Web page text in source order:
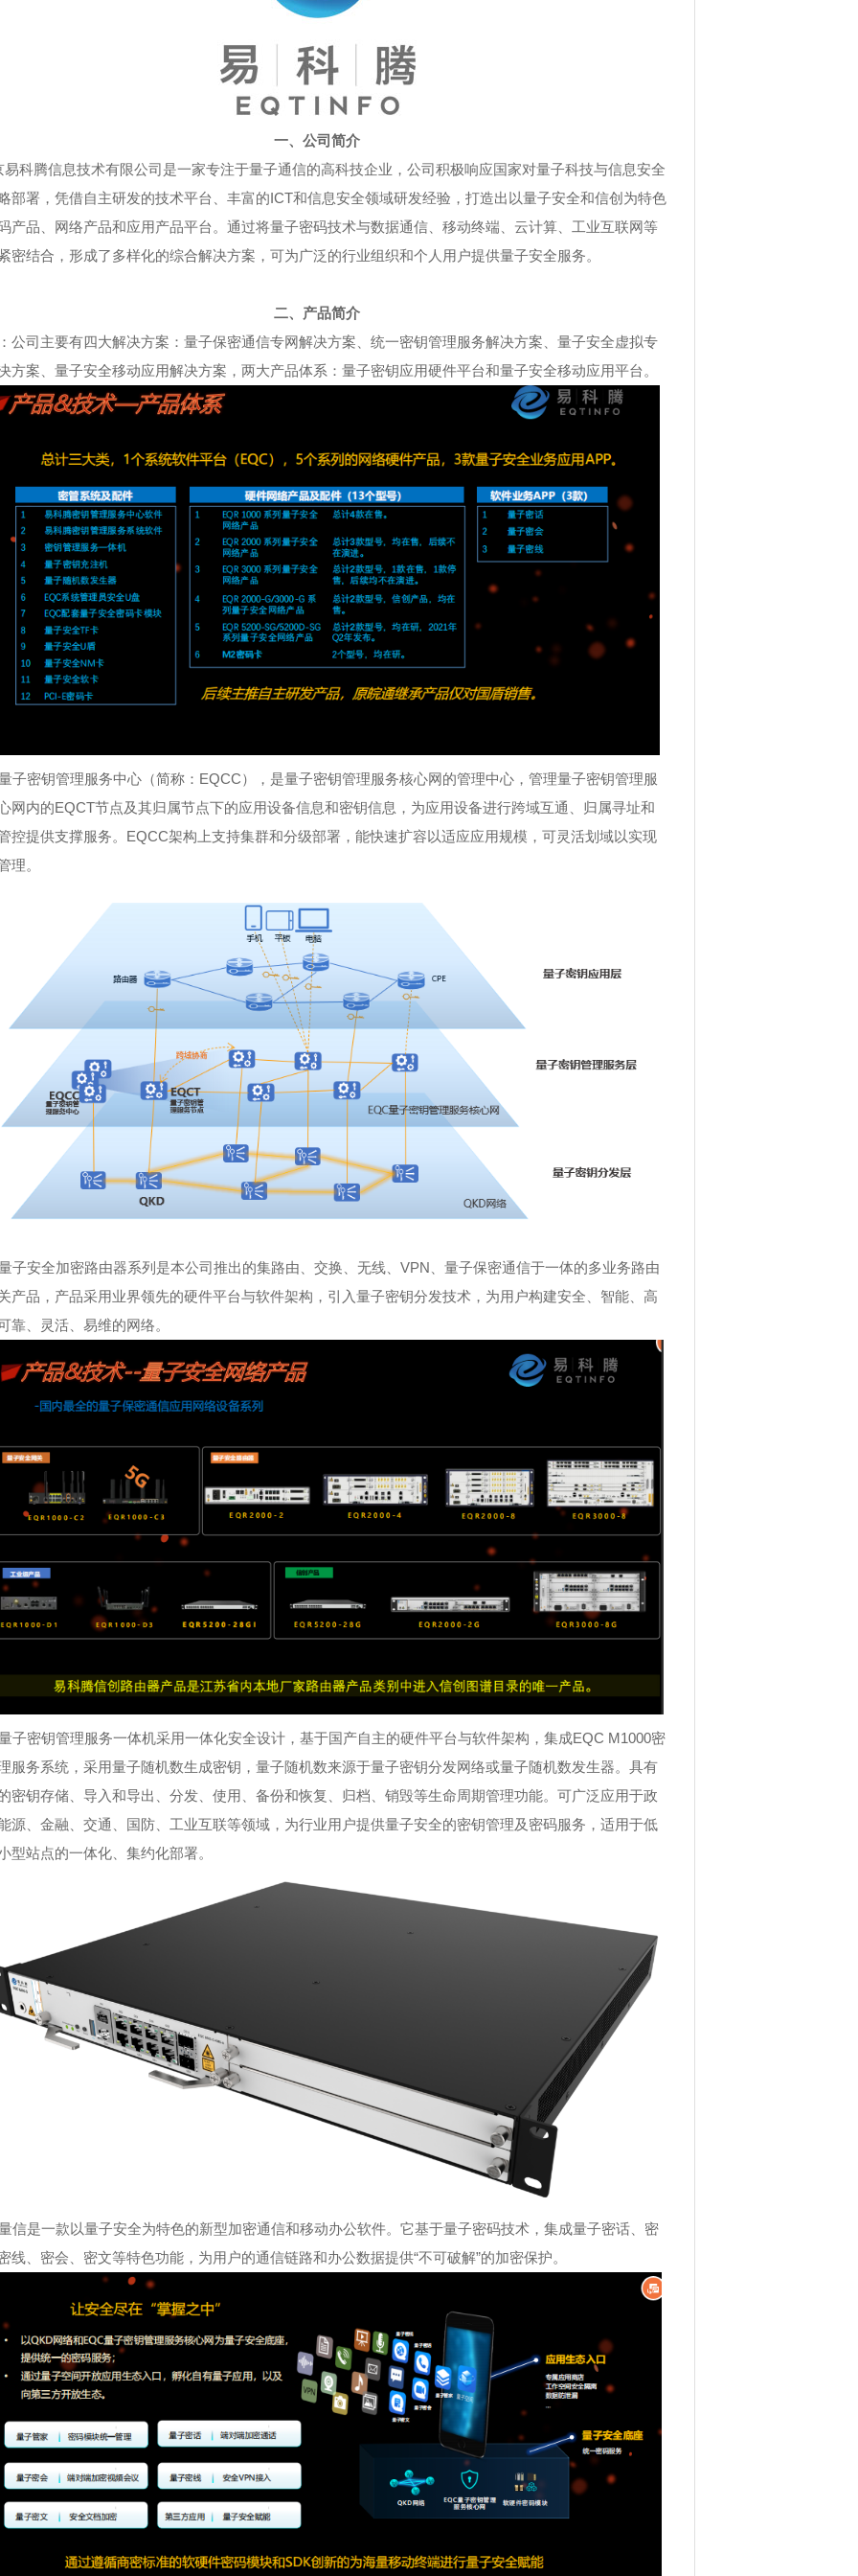
一、公司简介
易科腾信息技术有限公司是一家专注于量子通信的高科技企业，公司积极响应国家对量子科技与信息安全
部署，凭借自主研发的技术平台、丰富的ICT和信息安全领域研发经验，打造出以量子安全和信创为特色
产品、网络产品和应用产品平台。通过将量子密码技术与数据通信、移动终端、云计算、工业互联网等
密结合，形成了多样化的综合解决方案，可为广泛的行业组织和个人用户提供量子安全服务。
二、产品简介
公司主要有四大解决方案：量子保密通信专网解决方案、统一密钥管理服务解决方案、量子安全虚拟专
方案、量子安全移动应用解决方案，两大产品体系：量子密钥应用硬件平台和量子安全移动应用平台。
子密钥管理服务中心（简称：EQCC），是量子密钥管理服务核心网的管理中心，管理量子密钥管理服
网内的EQCT节点及其归属节点下的应用设备信息和密钥信息，为应用设备进行跨域互通、归属寻址和
控提供支撑服务。EQCC架构上支持集群和分级部署，能快速扩容以适应应用规模，可灵活划域以实现
理。
子安全加密路由器系列是本公司推出的集路由、交换、无线、VPN、量子保密通信于一体的多业务路由
产品，产品采用业界领先的硬件平台与软件架构，引入量子密钥分发技术，为用户构建安全、智能、高
靠、灵活、易维的网络。
子密钥管理服务一体机采用一体化安全设计，基于国产自主的硬件平台与软件架构，集成EQC M1000密
服务系统，采用量子随机数生成密钥，量子随机数来源于量子密钥分发网络或量子随机数发生器。具有
密钥存储、导入和导出、分发、使用、备份和恢复、归档、销毁等生命周期管理功能。可广泛应用于政
源、金融、交通、国防、工业互联等领域，为行业用户提供量子安全的密钥管理及密码服务，适用于低
型站点的一体化、集约化部署。
信是一款以量子安全为特色的新型加密通信和移动办公软件。它基于量子密码技术，集成量子密话、密
线、密会、密文等特色功能，为用户的通信链路和办公数据提供“不可破解”的加密保护。